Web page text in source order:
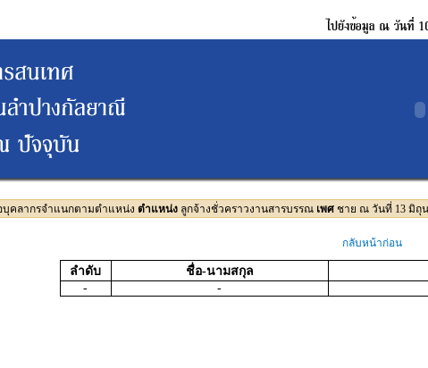
บุคลากรจำแนกตามตำแหน่ง ตำแหน่ง ลูกจ้างชั่วคราวงานสารบรรณ เพศ ชาย ณ วันที่ 13 มิถุ
กลับหน้าก่อน
ลำดับ ชื่อ-นามสกุล
-
-